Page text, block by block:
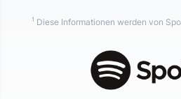
1 Diese Informationen werden von